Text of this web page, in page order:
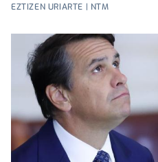
EZTIZEN URIARTE | NTM